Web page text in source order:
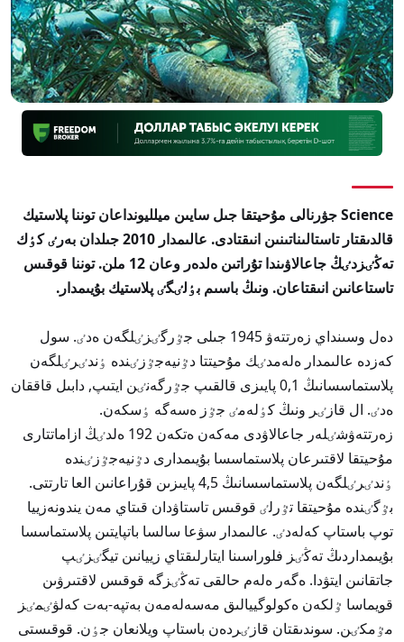
Science جۋرنالى مۇحيتقا جىل سايىن ميلليونداعان توننا پلاستيك
قالدىقتار تاستالىناتىنىن انىقتادى. عالىمدار 2010 جىلدان بەرٸ كٶك
تەڭٸزدٸڭ جاعالاۋىندا تۇراتىن ەلدەر وعان 12 ملن. توننا قوقىس
تاستاعانىن انىقتاعان. ونىڭ باسىم بٶلٸگٸ پلاستيك بۇيىمدار.
دەل وسىنداي زەرتتەۋ 1945 جىلى جٷرگٸزٸلگەن ەدٸ. سول
كەزدە عالىمدار ەلەمدٸك مۇحيتتا دٷنيەجٷزٸندە ٶندٸرٸلگەن
پلاستماسسانىڭ 0,1 پايىزى قالقىپ جٷرگەنٸن ايتىپ, دابىل قاققان
ەدٸ. ال قازٸر ونىڭ كٶلەمٸ جٷز ەسەگە ٶسكەن.
زەرتتەۋشٸلەر جاعالاۋدى مەكەن ەتكەن 192 ەلدٸڭ ازاماتتارى
مۇحيتقا لاقتىرعان پلاستماسسا بۇيىمدارى دٷنيەجٷزٸندە
ٶندٸرٸلگەن پلاستماسسانىڭ 4,5 پايىزىن قۇراعانىن العا تارتتى.
بٷگٸندە مۇحيتقا تٷرلٸ قوقىس تاستاۋدان قىتاي مەن يندونەزييا
توپ باستاپ كەلەدٸ. عالىمدار سۋعا سالسا باتپايتىن پلاستماسسا
بۇيىمداردىڭ تەڭٸز فلوراسىنا ايتارلىقتاي زييانىن تيگٸزٸپ
جاتقانىن ايتۋدا. ەگەر ەلەم حالقى تەڭٸزگە قوقىس لاقتىرۋىن
قويماسا ٷلكەن ەكولوگييالىق مەسەلەمەن بەتپە-بەت كەلۋٸمٸز
مٷمكٸن. سوندىقتان قازٸردەن باستاپ ويلانعان جٶن. قوقىستى